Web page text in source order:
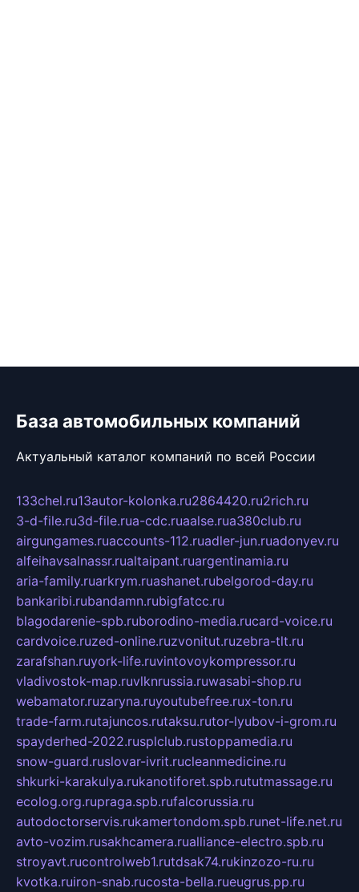
База автомобильных компаний
Актуальный каталог компаний по всей России
133chel.ru13autor-kolonka.ru2864420.ru2rich.ru
3-d-file.ru3d-file.rua-cdc.ruaalse.rua380club.ru
airgungames.ruaccounts-112.ruadler-jun.ruadonyev.ru
alfeihavsalnassr.rualtaipant.ruargentinamia.ru
aria-family.ruarkrym.ruashanet.rubelgorod-day.ru
bankaribi.rubandamn.rubigfatcc.ru
blagodarenie-spb.ruborodino-media.rucard-voice.ru
cardvoice.ruzed-online.ruzvonitut.ruzebra-tlt.ru
zarafshan.ruyork-life.ruvintovoykompressor.ru
vladivostok-map.ruvlknrussia.ruwasabi-shop.ru
webamator.ruzaryna.ruyoutubefree.rux-ton.ru
trade-farm.rutajuncos.rutaksu.rutor-lyubov-i-grom.ru
spayderhed-2022.rusplclub.rustoppamedia.ru
snow-guard.ruslovar-ivrit.rucleanmedicine.ru
shkurki-karakulya.rukanotiforet.spb.rututmassage.ru
ecolog.org.rupraga.spb.rufalcorussia.ru
autodoctorservis.rukamertondom.spb.runet-life.net.ru
avto-vozim.rusakhcamera.rualliance-electro.spb.ru
stroyavt.rucontrolweb1.rutdsak74.rukinzozo-ru.ru
kvotka.ruiron-snab.rucosta-bella.rueugrus.pp.ru